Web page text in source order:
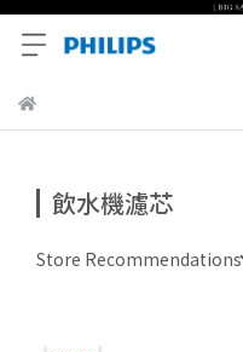
飲水機濾芯
Store Recommendations